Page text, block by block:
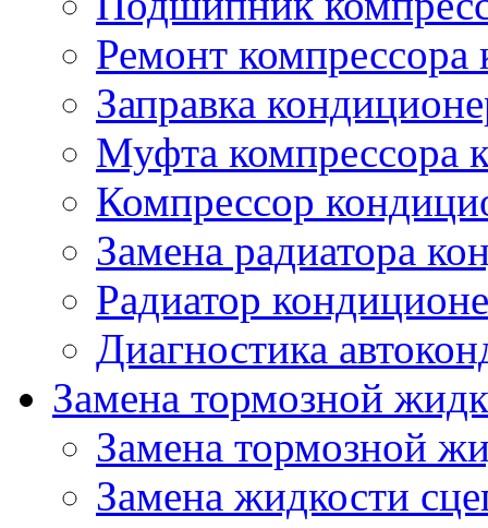
Ремонт компрессора
Заправка
Муфта компрессора
Компрессор
Замена радиатора
Радиатор
Диагностика
Замена тормозной
Замена тормозной
Замена жидкости